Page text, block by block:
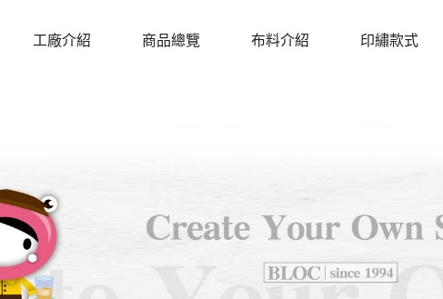
工廠介紹 商品總覽 布料介紹 印繡款式